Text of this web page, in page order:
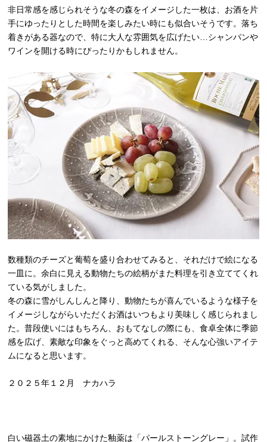
非日常感を感じられそうな冬の森をイメージした一枚は、お酒を片
手にゆったりとした時間を楽しみたい時にも似合いそうです。落ち
着きがある器なので、特に大人な雰囲気を広げたい…シャンパンや
ワインを開ける時にぴったりかもしれません。
数種類のチーズと葡萄を盛り合わせてみると、それだけで絵になる
一皿に。余白に見える動物たちの絵柄がまた料理を引き立ててくれ
ている気がしました。
冬の森に雪がしんしんと降り、動物たちが喜んでいるような様子を
イメージしながらいただくお酒はいつもより美味しく感じられまし
た。普段使いにはもちろん、おもてなしの際にも、食卓全体に季節
感を広げ、素敵な印象をぐっと高めてくれる、そんな心強いアイテ
ムになると思います。
２０２５年１２月 ナカハラ
白い磁器土の素地にかけた釉薬は「パールストーングレー」。試作